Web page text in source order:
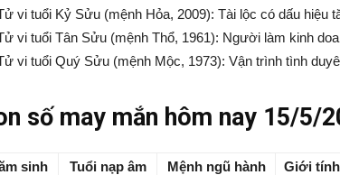
vi tuổi Kỷ Sửu (mệnh Hỏa, 2009): Tài lộc có dấu hiệu
vi tuổi Tân Sửu (mệnh Thổ, 1961): Người làm kinh
vi tuổi Quý Sửu (mệnh Mộc, 1973): Vận trình tình
số may mắn hôm nay 15/5/
sinh Tuổi nạp âm Mệnh ngũ hành Giới tính